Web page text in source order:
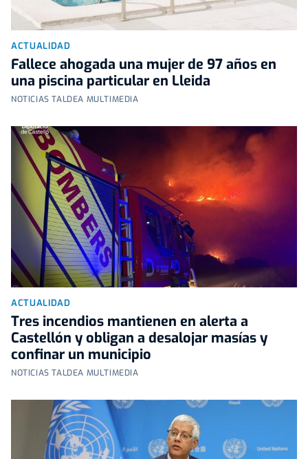
ACTUALIDAD
Fallece ahogada una mujer de 97 años en
una piscina particular en Lleida
NOTICIAS TALDEA MULTIMEDIA
ACTUALIDAD
Tres incendios mantienen en alerta a
Castellón y obligan a desalojar masías y
confinar un municipio
NOTICIAS TALDEA MULTIMEDIA